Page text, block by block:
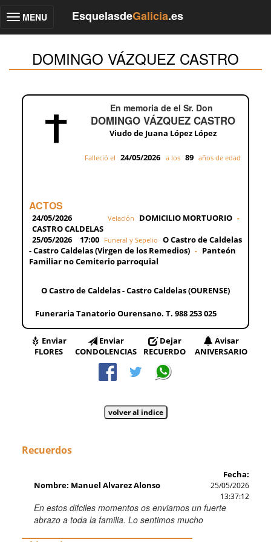
Toggle
MENU EsquelasdeGalicia.es
DOMINGO VÁZQUEZ CASTRO
En memoria de el Sr. Don
DOMINGO VÁZQUEZ CASTRO
Viudo de Juana López López
Falleció el 24/05/2026 a los 89 años de edad
ACTOS
24/05/2026 Velación DOMICILIO MORTUORIO -
CASTRO CALDELAS
25/05/2026
17:00 Funeral y Sepelio O Castro de Caldelas
- Castro Caldelas (Virgen de los Remedios) - Panteón
Familiar no Cemiterio parroquial
O Castro de Caldelas - Castro Caldelas (OURENSE)
Funeraria Tanatorio Ourensano. T. 988 253 025
Enviar
FLORES
Enviar
CONDOLENCIAS
Dejar
RECUERDO
Avisar
ANIVERSARIO
Recuerdos
Nombre: Manuel Alvarez Alonso
Fecha:
25/05/2026
13:37:12
En estos difciles momentos os enviamos un fuerte
abrazo a toda la familia. Lo sentimos mucho